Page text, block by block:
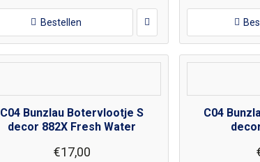
Bestellen
C04 Bunzlau Botervlootje S
decor 882X Fresh Water
€17,00
C04